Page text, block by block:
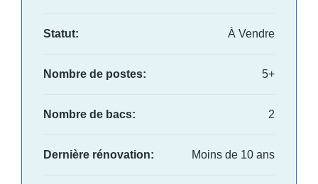
Statut: À Vendre
Nombre de postes: 5+
Nombre de bacs: 2
Dernière rénovation: Moins de 10 ans